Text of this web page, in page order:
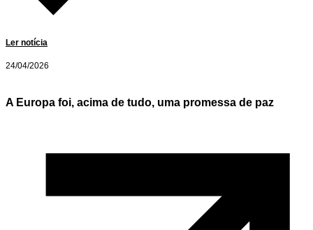
Ler notícia
24/04/2026
A Europa foi, acima de tudo, uma promessa de paz